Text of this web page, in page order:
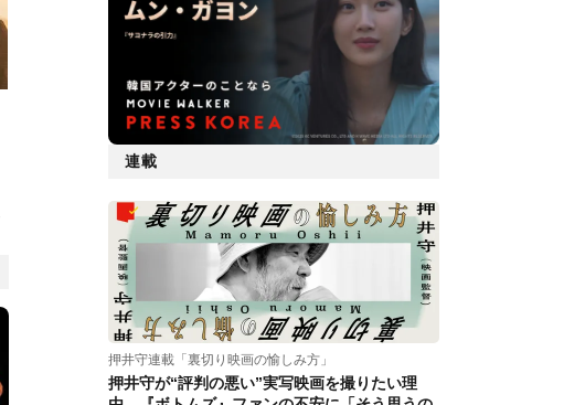
連載
押井守連載「裏切り映画の愉しみ方」
押井守が“評判の悪い”実写映画を撮りたい理